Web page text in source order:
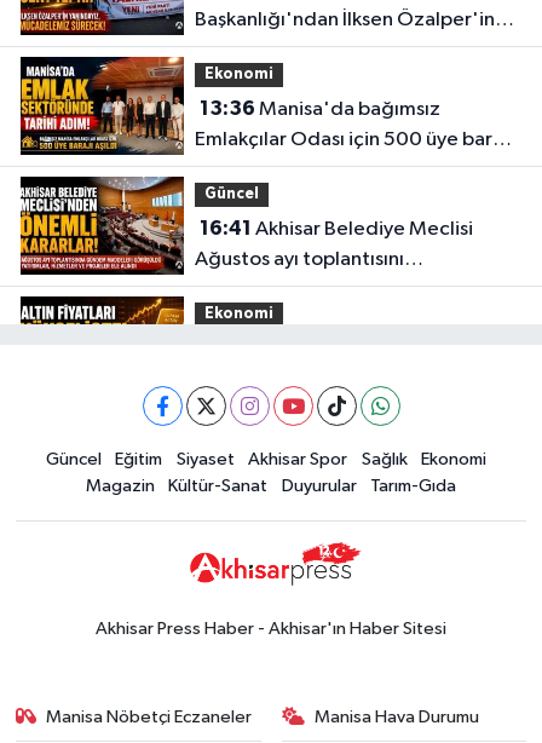
Başkanlığı'ndan İlksen Özalper'in
gözaltına alınmasına tepki
Ekonomi
13:36
Emlakçılar Odası için 500 üye barajı
aşıldı
Güncel
16:41
Ağustos ayı toplantısını
gerçekleştirdi
Ekonomi
15:02Akhisar'da sıcak hava etkisini
sürdürüyor! İşte 5 günlük hava
durumu
Güncel
14:53
Güncel Eğitim Siyaset Akhisar Spor Sağlık
Ekonomi
Magazin
Kültür-Sanat Duyurular Tarım-Gıda
Akhisar Press Haber - Akhisar'ın Haber Sitesi
Manisa Nöbetçi Eczaneler Manisa Hava Durumu